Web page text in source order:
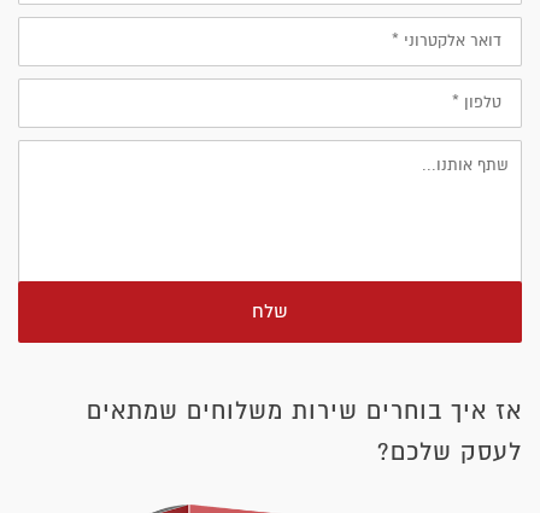
דוא״ל
טלפון
שלח
אז איך בוחרים שירות משלוחים שמתאים
לעסק שלכם?